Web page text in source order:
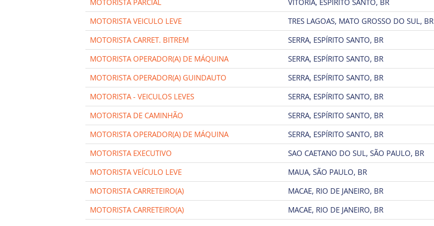
MOTORISTA VEICULO LEVE
TRES LAGOAS, MATO GROSSO DO SUL, BR
MOTORISTA CARRET. BITREM
SERRA, ESPÍRITO SANTO, BR
MOTORISTA OPERADOR(A) DE MÁQUINA
SERRA, ESPÍRITO SANTO, BR
MOTORISTA OPERADOR(A) GUINDAUTO
SERRA, ESPÍRITO SANTO, BR
MOTORISTA - VEICULOS LEVES
SERRA, ESPÍRITO SANTO, BR
MOTORISTA DE CAMINHÃO
SERRA, ESPÍRITO SANTO, BR
MOTORISTA OPERADOR(A) DE MÁQUINA
SERRA, ESPÍRITO SANTO, BR
MOTORISTA EXECUTIVO
SAO CAETANO DO SUL, SÃO PAULO, BR
MOTORISTA VEÍCULO LEVE
MAUA, SÃO PAULO, BR
MOTORISTA CARRETEIRO(A)
MACAE, RIO DE JANEIRO, BR
MOTORISTA CARRETEIRO(A)
MACAE, RIO DE JANEIRO, BR